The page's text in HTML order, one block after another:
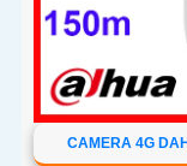
CAMERA 4G